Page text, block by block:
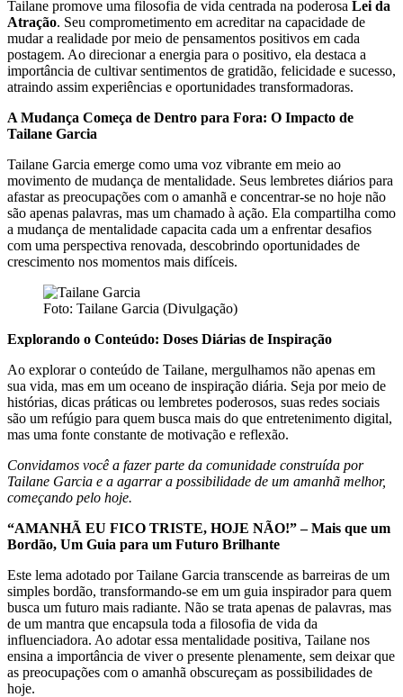
Tailane promove uma filosofia de vida centrada na poderosa Lei da
Atração. Seu comprometimento em acreditar na capacidade de
mudar a realidade por meio de pensamentos positivos em cada
postagem. Ao direcionar a energia para o positivo, ela destaca a
importância de cultivar sentimentos de gratidão, felicidade e sucesso,
atraindo assim experiências e oportunidades transformadoras.
A Mudança Começa de Dentro para Fora: O Impacto de
Tailane Garcia
Tailane Garcia emerge como uma voz vibrante em meio ao
movimento de mudança de mentalidade. Seus lembretes diários para
afastar as preocupações com o amanhã e concentrar-se no hoje não
são apenas palavras, mas um chamado à ação. Ela compartilha como
a mudança de mentalidade capacita cada um a enfrentar desafios
com uma perspectiva renovada, descobrindo oportunidades de
crescimento nos momentos mais difíceis.
Foto: Tailane Garcia (Divulgação)
Explorando o Conteúdo: Doses Diárias de Inspiração
Ao explorar o conteúdo de Tailane, mergulhamos não apenas em
sua vida, mas em um oceano de inspiração diária. Seja por meio de
histórias, dicas práticas ou lembretes poderosos, suas redes sociais
são um refúgio para quem busca mais do que entretenimento digital,
mas uma fonte constante de motivação e reflexão.
Convidamos você a fazer parte da comunidade construída por
Tailane Garcia e a agarrar a possibilidade de um amanhã melhor,
começando pelo hoje.
“AMANHÃ EU FICO TRISTE, HOJE NÃO!” – Mais que um
Bordão, Um Guia para um Futuro Brilhante
Este lema adotado por Tailane Garcia transcende as barreiras de um
simples bordão, transformando-se em um guia inspirador para quem
busca um futuro mais radiante. Não se trata apenas de palavras, mas
de um mantra que encapsula toda a filosofia de vida da
influenciadora. Ao adotar essa mentalidade positiva, Tailane nos
ensina a importância de viver o presente plenamente, sem deixar que
as preocupações com o amanhã obscureçam as possibilidades de
hoje.